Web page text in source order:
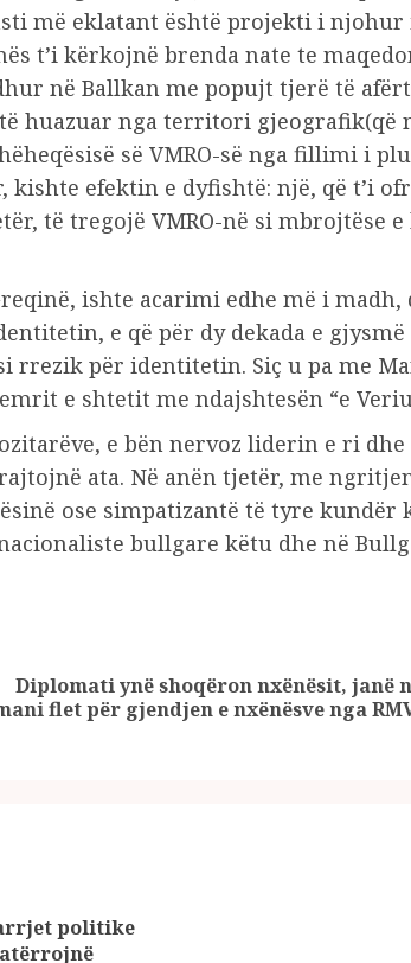
më eklatant është projekti i
t’i kërkojnë brenda nate te
në Ballkan me popujt tjerë të
huazuar nga territori gjeografik(që
së VMRO-së nga fillimi i
efektin e dyfishtë: një, që t’i
të tregojë VMRO-në si mbrojtëse e
ishte acarimi edhe më i madh,
e që për dy dekada e
rrezik për identitetin. Siç u pa me
e shtetit me ndajshtesën “e
e bën nervoz liderin e ri dhe
ata. Në anën tjetër, me
ose simpatizantë të tyre kundër
bullgare këtu dhe në
Diplomati ynë shoqëron nxënësit, janë
flet për gjendjen e nxënësve nga
politike